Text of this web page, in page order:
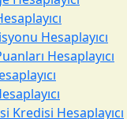
Hesaplayıcı
Hesaplayıcı
Kredisi Hesaplayıcı